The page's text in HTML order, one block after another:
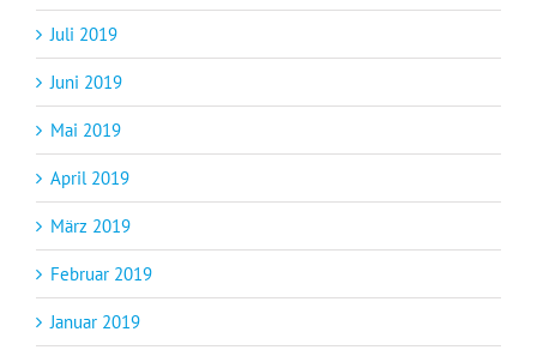
Juli 2019
Juni 2019
Mai 2019
April 2019
März 2019
Februar 2019
Januar 2019